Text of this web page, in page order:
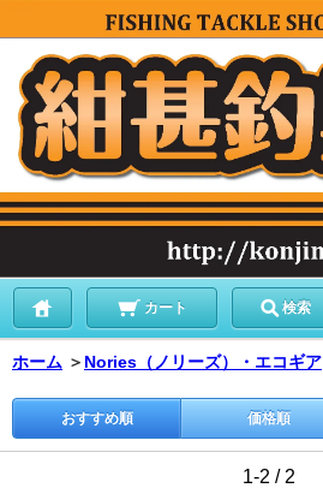
カート 検索
ホーム ＞ Nories（ノリーズ）・エコギア
おすすめ順 価格順
1-2 / 2